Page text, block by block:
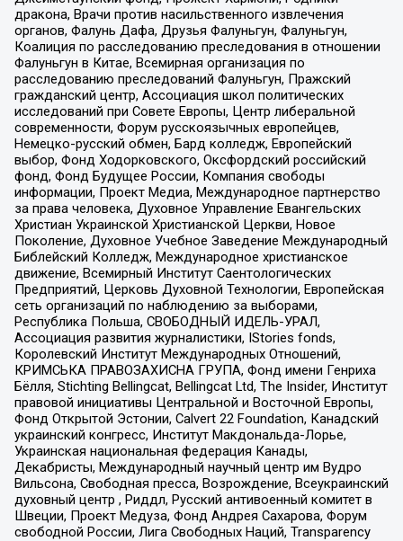
дракона, Врачи против насильственного извлечения
органов, Фалунь Дафа, Друзья Фалуньгун, Фалуньгун,
Коалиция по расследованию преследования в отношении
Фалуньгун в Китае, Всемирная организация по
расследованию преследований Фалуньгун, Пражский
гражданский центр, Ассоциация школ политических
исследований при Совете Европы, Центр либеральной
современности, Форум русскоязычных европейцев,
Немецко-русский обмен, Бард колледж, Европейский
выбор, Фонд Ходорковского, Оксфордский российский
фонд, Фонд Будущее России, Компания свободы
информации, Проект Медиа, Международное партнерство
за права человека, Духовное Управление Евангельских
Христиан Украинской Христианской Церкви, Новое
Поколение, Духовное Учебное Заведение Международный
Библейский Колледж, Международное христианское
движение, Всемирный Институт Саентологических
Предприятий, Церковь Духовной Технологии, Европейская
сеть организаций по наблюдению за выборами,
Республика Польша, СВОБОДНЫЙ ИДЕЛЬ-УРАЛ,
Ассоциация развития журналистики, IStories fonds,
Королевский Институт Международных Отношений,
КРИМСЬКА ПРАВОЗАХИСНА ГРУПА, Фонд имени Генриха
Бёлля, Stichting Bellingcat, Bellingcat Ltd, The Insider, Институт
правовой инициативы Центральной и Восточной Европы,
Фонд Открытой Эстонии, Calvert 22 Foundation, Канадский
украинский конгресс, Институт Макдональда-Лорье,
Украинская национальная федерация Канады,
Декабристы, Международный научный центр им Вудро
Вильсона, Свободная пресса, Возрождение, Всеукраинский
духовный центр , Риддл, Русский антивоенный комитет в
Швеции, Проект Медуза, Фонд Андрея Сахарова, Форум
свободной России, Лига Свободных Наций, Transparеncy